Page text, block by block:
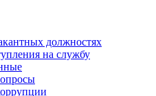
должностях
на службу